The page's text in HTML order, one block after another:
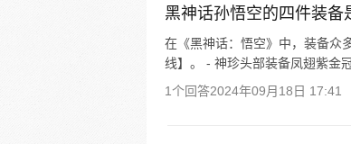
黑神话孙悟空的四件装备
在《黑神话：悟空》中，装备众
线】。 - 神珍头部装备凤翅紫金
1个回答2024年09月18日 17:41